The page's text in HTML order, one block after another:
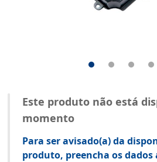
Este produto não está
momento
Para ser avisado(a) da
produto, preencha os dados